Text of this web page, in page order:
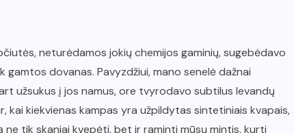
neturėdamos jokių chemijos gaminių, sugebėdavo
dovanas. Pavyzdžiui, mano senelė dažnai
užsukus į jos namus, ore tvyrodavo subtilus levandų
kai kiekvienas kampas yra užpildytas sintetiniais kvapais,
tik skaniai kvepėti, bet ir raminti mūsų mintis, kurti